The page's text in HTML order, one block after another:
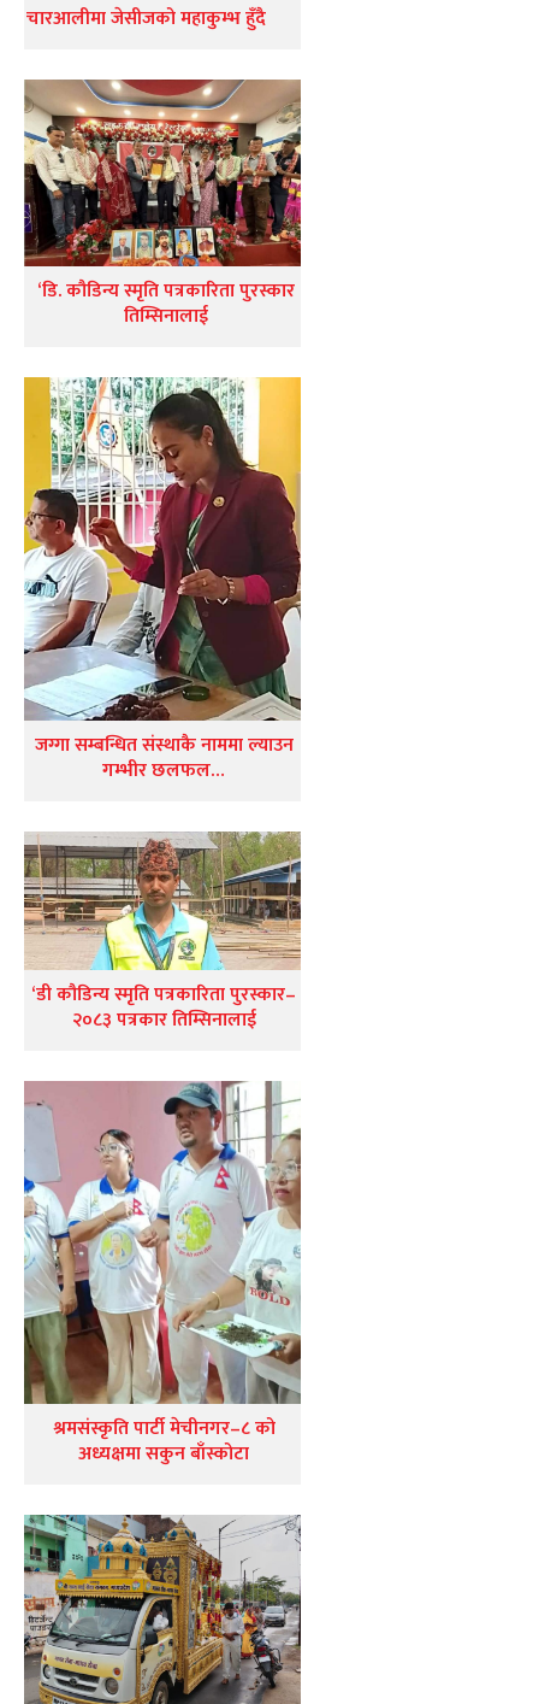
चारआलीमा जेसीजको महाकुम्भ हुँदै
‘डि. कौडिन्य स्मृति पत्रकारिता पुरस्कार
तिम्सिनालाई
जग्गा सम्बन्धित संस्थाकै नाममा ल्याउन
गम्भीर छलफल…
‘डी कौडिन्य स्मृति पत्रकारिता पुरस्कार–
२०८३ पत्रकार तिम्सिनालाई
श्रमसंस्कृति पार्टी मेचीनगर–८ को
अध्यक्षमा सकुन बाँस्कोटा